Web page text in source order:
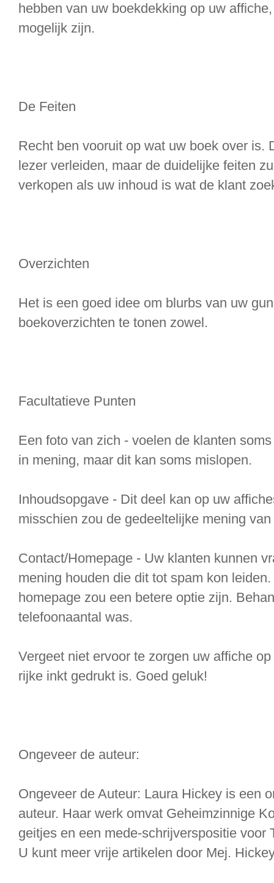
hebben van uw boekdekking op uw
mogelijk zijn.
De Feiten
Recht ben vooruit op wat uw boek over is.
lezer verleiden, maar de duidelijke feiten
verkopen als uw inhoud is wat de klant
Overzichten
Het is een goed idee om blurbs van uw
boekoverzichten te tonen zowel.
Facultatieve Punten
Een foto van zich - voelen de klanten
in mening, maar dit kan soms mislopen.
Inhoudsopgave - Dit deel kan op uw
misschien zou de gedeeltelijke mening
Contact/Homepage - Uw klanten kunnen
mening houden die dit tot spam kon
homepage zou een betere optie zijn.
telefoonaantal was.
Vergeet niet ervoor te zorgen uw affiche
rijke inkt gedrukt is. Goed geluk!
Ongeveer de auteur:
Ongeveer de Auteur: Laura Hickey is een
auteur. Haar werk omvat Geheimzinnige
geitjes en een mede-schrijverspositie voor
U kunt meer vrije artikelen door Mej.